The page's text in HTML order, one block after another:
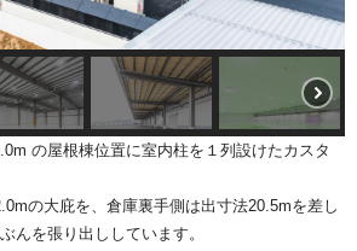
の屋根棟位置に室内柱を１列設けたカスタ
の大庇を、倉庫裏手側は出寸法20.5mを差し
んを張り出ししています。